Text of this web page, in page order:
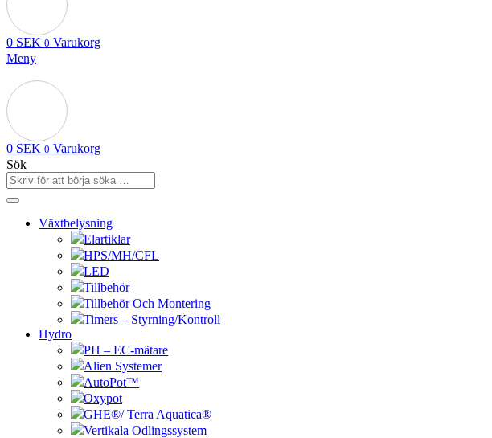
0 SEK 0 Varukorg
Meny
0 SEK 0 Varukorg
Sök
Växtbelysning
Elartiklar
HPS/MH/CFL
LED
Tillbehör
Tillbehör Och Montering
Timers – Styrning/Kontroll
Hydro
PH – EC-mätare
Alien Systemer
AutoPot™
Oxypot
GHE®/ Terra Aquatica®
Vertikala Odlingssystem